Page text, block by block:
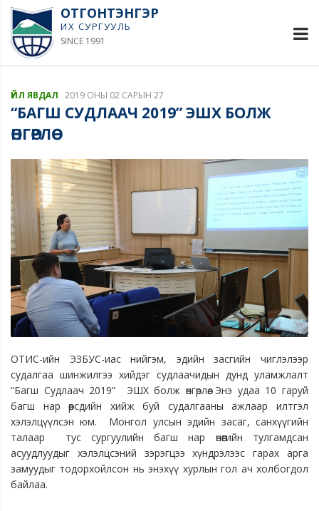
ОТГОНТЭНГЭР
ИХ СУРГУУЛЬ
SINCE 1991
ҮЙЛ ЯВДАЛ 2019 ОНЫ 02 САРЫН 27
“БАГШ СУДЛААЧ 2019” ЭШХ БОЛЖ
ӨНГӨРЛӨӨ
ОТИС-ийн ЭЗБУС-иас нийгэм, эдийн засгийн чиглэлээр
судалгаа шинжилгээ хийдэг судлаачидын дунд уламжлалт
“Багш Судлаач 2019” ЭШХ болж өнгөрлөө. Энэ удаа 10 гаруй
багш нар өөрсдийн хийж буй судалгааны ажлаар илтгэл
хэлэлцүүлсэн юм. Монгол улсын эдийн засаг, санхүүгийн
талаар тус сургуулийн багш нар өнөөгийн тулгамдсан
асуудлуудыг хэлэлцсэний зэрэгцээ хүндрэлээс гарах арга
замуудыг тодорхойлсон нь энэхүү хурлын гол ач холбогдол
байлаа.